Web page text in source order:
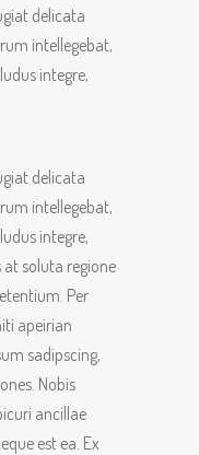
delicata
intellegebat,
integre,
delicata
intellegebat,
integre,
at soluta regione
Per
apeirian
sadipscing,
Nobis
ancillae
est ea. Ex